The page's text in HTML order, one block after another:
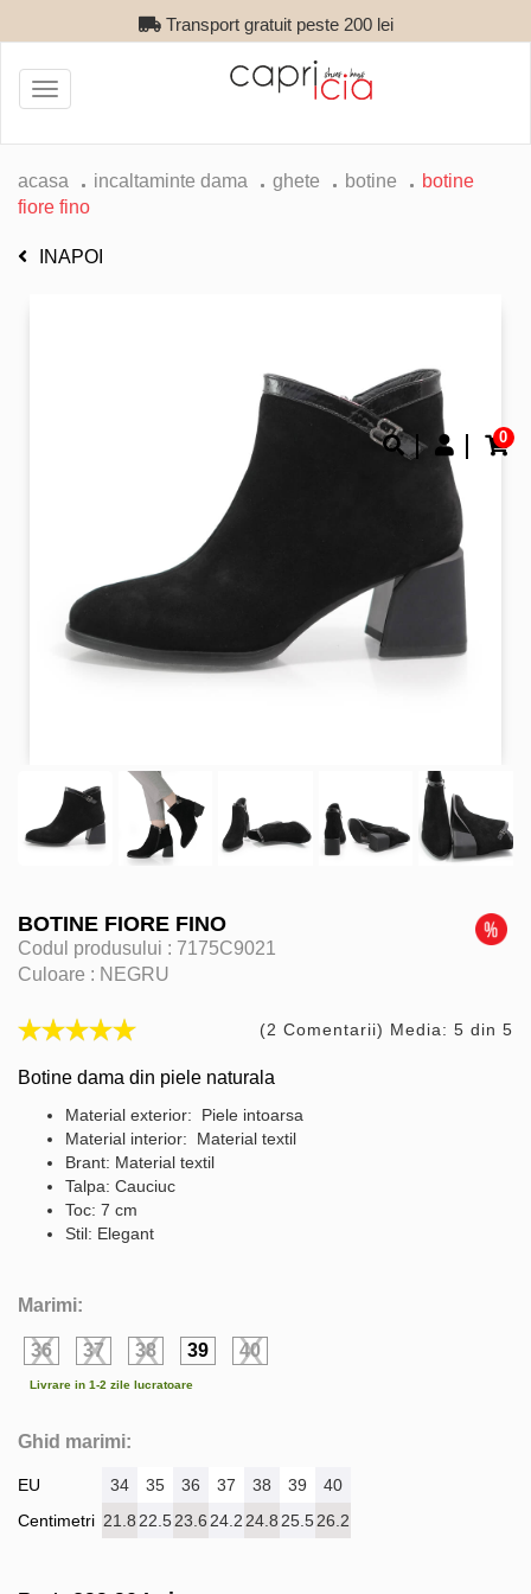
Transport gratuit peste 200 lei
0
Toggle
navigation
acasa incaltaminte dama ghete botine
botine
fiore fino
INAPOI
BOTINE FIORE FINO
Codul produsului : 7175C9021
Culoare : NEGRU
(2 Comentarii) Media: 5 din 5
Botine dama din piele naturala
Material exterior: Piele intoarsa
Material interior: Material textil
Brant: Material textil
Talpa: Cauciuc
Toc: 7 cm
Stil: Elegant
Marimi:
36 37 38 39 40
Livrare in 1-2 zile lucratoare
Ghid marimi:
EU
Centimetri
34 35 36 37 38 39
40
21.8 22.523.6 24.2 24.8 25.526.2